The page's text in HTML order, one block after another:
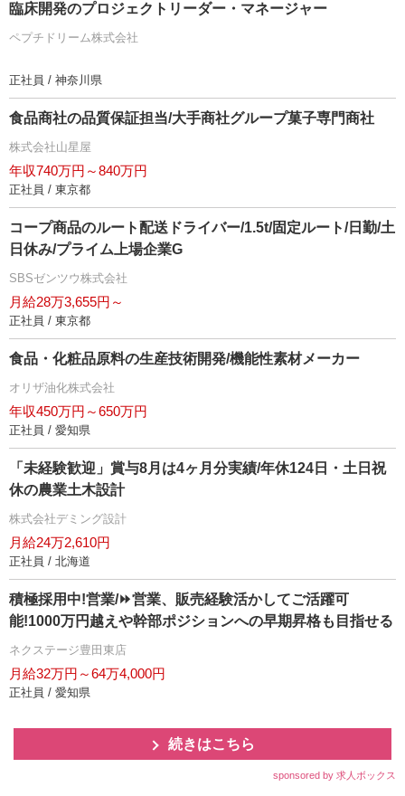
臨床開発のプロジェクトリーダー・マネージャー
ペプチドリーム株式会社
正社員 / 神奈川県
食品商社の品質保証担当/大手商社グループ菓子専門商社
株式会社山星屋
年収740万円～840万円
正社員 / 東京都
コープ商品のルート配送ドライバー/1.5t/固定ルート/日勤/土
日休み/プライム上場企業G
SBSゼンツウ株式会社
月給28万3,655円～
正社員 / 東京都
食品・化粧品原料の生産技術開発/機能性素材メーカー
オリザ油化株式会社
年収450万円～650万円
正社員 / 愛知県
「未経験歓迎」賞与8月は4ヶ月分実績/年休124日・土日祝
休の農業土木設計
株式会社デミング設計
月給24万2,610円
正社員 / 北海道
積極採用中!営業/⏩️営業、販売経験活かしてご活躍可
能!1000万円越えや幹部ポジションへの早期昇格も目指せる
ネクステージ豊田東店
月給32万円～64万4,000円
正社員 / 愛知県
続きはこちら
sponsored by 求人ボックス